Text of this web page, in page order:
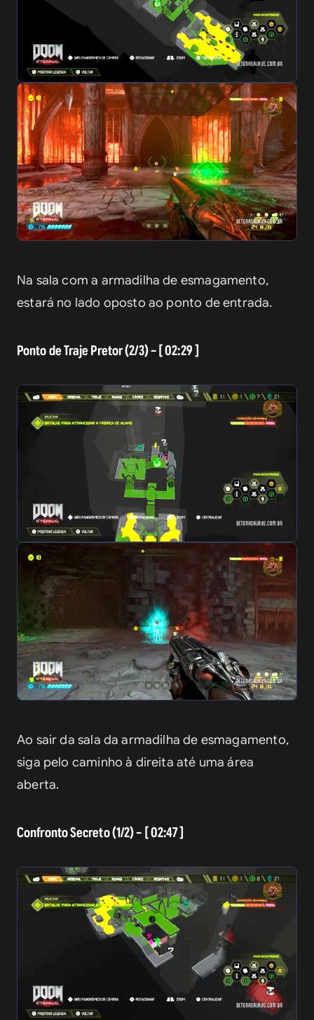
Na sala com a armadilha de esmagamento,
estará no lado oposto ao ponto de entrada.
Ponto de Traje Pretor (2/3) – [ 02:29 ]
Ao sair da sala da armadilha de esmagamento,
siga pelo caminho à direita até uma área
aberta.
Confronto Secreto (1/2) – [ 02:47 ]